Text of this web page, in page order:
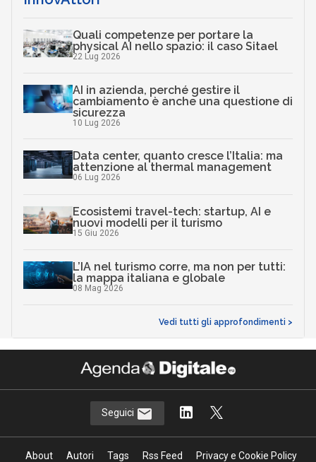
Quali competenze per portare la
physical AI nello spazio: il caso Sitael
22 Lug 2026
AI in azienda, perché gestire il
cambiamento è anche una questione di
sicurezza
10 Lug 2026
Data center, quanto cresce l’Italia: ma
attenzione al thermal management
06 Lug 2026
Ecosistemi travel-tech: startup, AI e
nuovi modelli per il turismo
15 Giu 2026
L’IA nel turismo corre, ma non per tutti:
la mappa italiana e globale
08 Mag 2026
Vedi tutti gli approfondimenti >
Seguici
About Autori Tags Rss Feed
Privacy e Cookie Policy